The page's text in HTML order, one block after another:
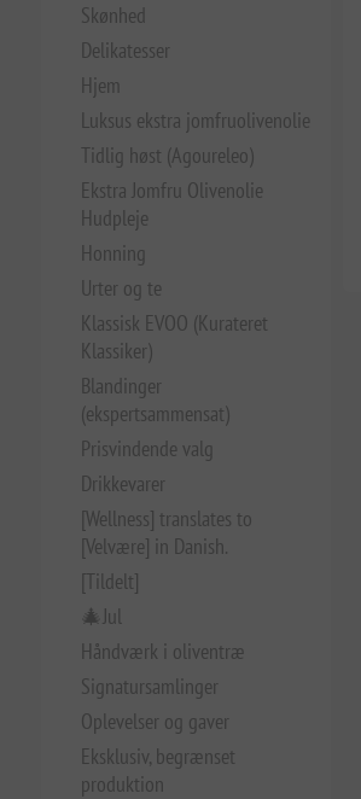
Skønhed
Delikatesser
Hjem
Luksus ekstra jomfruolivenolie
Tidlig høst (Agoureleo)
Ekstra Jomfru Olivenolie
Hudpleje
Honning
Urter og te
Klassisk EVOO (Kurateret
Klassiker)
Blandinger
(ekspertsammensat)
Prisvindende valg
Drikkevarer
[Wellness] translates to
[Velvære] in Danish.
[Tildelt]
🎄Jul
Håndværk i oliventræ
Signatursamlinger
Oplevelser og gaver
Eksklusiv, begrænset
produktion